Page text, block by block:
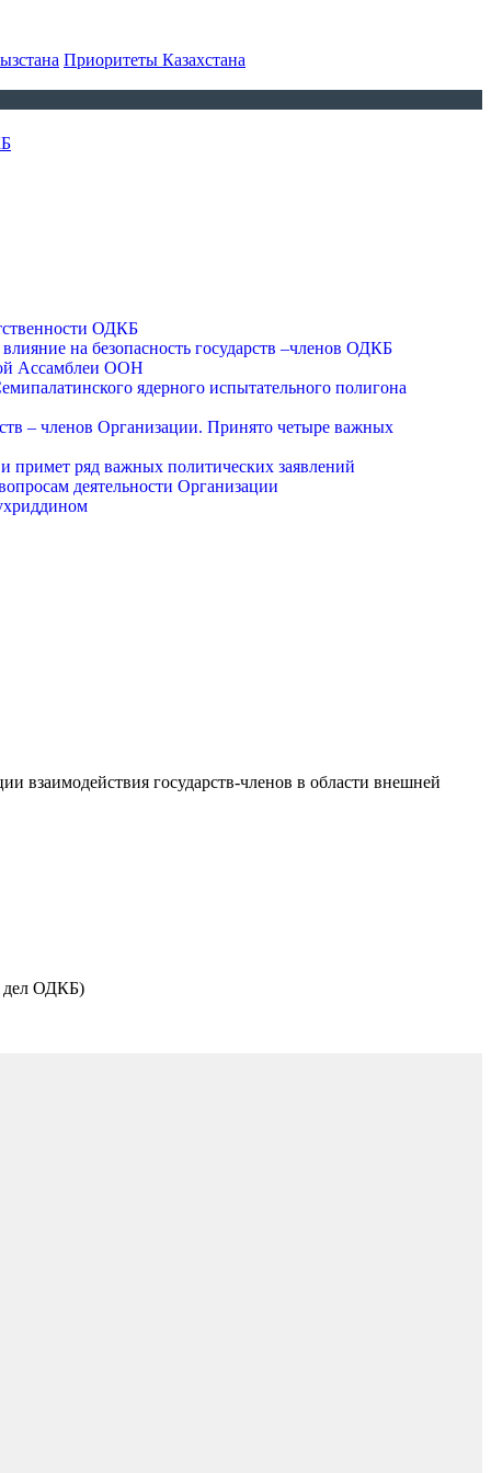
Приоритеты Казахстана
ОДКБ
на безопасность государств –членов ОДКБ
Ассамблеи ООН
ядерного испытательного полигона
– членов Организации. Принято четыре важных
примет ряд важных политических заявлений
деятельности Организации
взаимодействия государств-членов в области внешней
дел ОДКБ)